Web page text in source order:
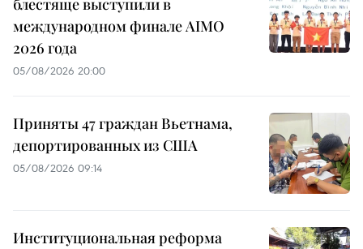
блестяще выступили в
международном финале AIMO
2026 года
05/08/2026 20:00
Приняты 47 граждан Вьетнама,
депортированных из США
05/08/2026 09:14
Институциональная реформа